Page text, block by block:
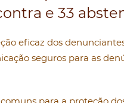
e 33
eficaz dos
seguros para as